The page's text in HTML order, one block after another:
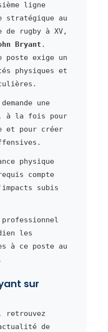
ligne
stratégique au
de rugby à XV,
Bryant .
poste exige un
physiques et
une
à la fois pour
et pour créer
physique
compte
subis
les
à ce poste au
sur
retrouvez
de